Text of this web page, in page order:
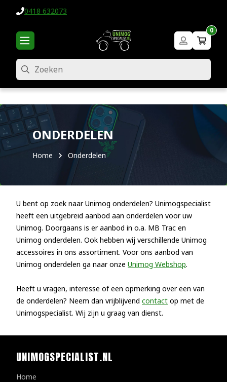
0418 632073
0
Zoeken
ONDERDELEN
Home Onderdelen
U bent op zoek naar Unimog onderdelen? Unimogspecialist
heeft een uitgebreid aanbod aan onderdelen voor uw
Unimog. Doorgaans is er aanbod in o.a. MB Trac en
Unimog onderdelen. Ook hebben wij verschillende Unimog
accessoires in ons assortiment. Voor ons aanbod van
Unimog onderdelen ga naar onze Unimog Webshop.
Heeft u vragen, interesse of een opmerking over een van
de onderdelen? Neem dan vrijblijvend contact op met de
Unimogspecialist. Wij zijn u graag van dienst.
UNIMOGSPECIALIST.NL
Home